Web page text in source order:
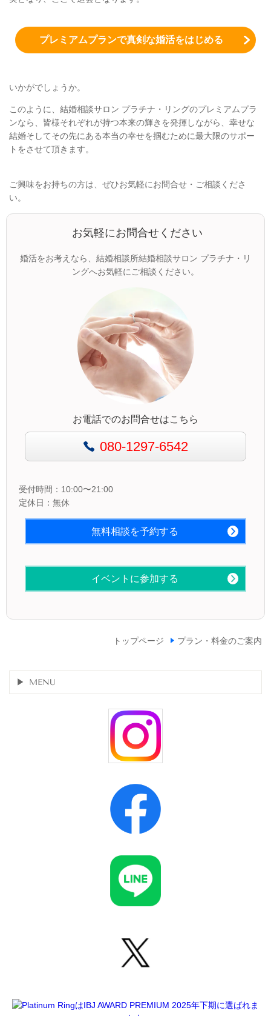
プレミアムプランで真剣な婚活をはじめる
いかがでしょうか。
このように、結婚相談サロン プラチナ・リングのプレミアムプラ
ンなら、皆様それぞれが持つ本来の輝きを発揮しながら、幸せな
結婚そしてその先にある本当の幸せを掴むために最大限のサポー
トをさせて頂きます。
ご興味をお持ちの方は、ぜひお気軽にお問合せ・ご相談くださ
い。
お気軽にお問合せください
婚活をお考えなら、結婚相談所結婚相談サロン プラチナ・リ
ングへお気軽にご相談ください。
お電話でのお問合せはこちら
080-1297-6542
受付時間：10:00〜21:00
定休日：無休
無料相談を予約する
イベントに参加する
トップページ プラン・料金のご案内
MENU